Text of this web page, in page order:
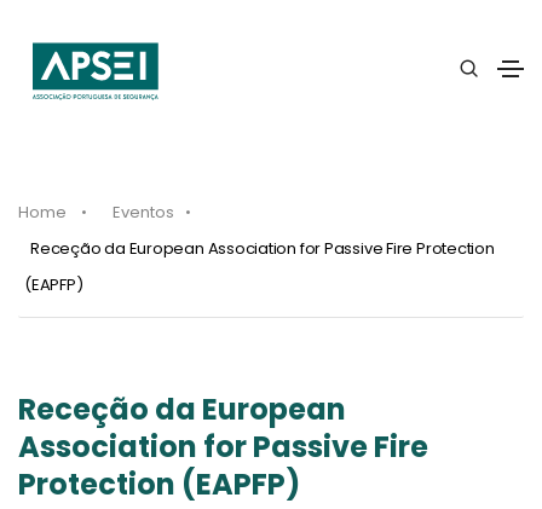
Home
Eventos
Receção da European Association for Passive Fire Protection
(EAPFP)
Receção da European
Association for Passive Fire
Protection (EAPFP)